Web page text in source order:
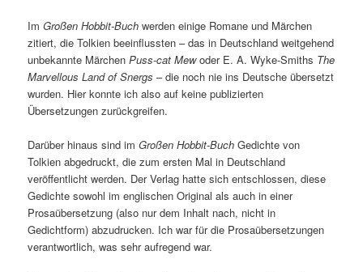
ImGroßen Hobbit-Buch werden einige Romane und Märchen
zitiert, die Tolkien beeinflussten – das in Deutschland weitgehend
unbekannte MärchenPuss-cat Mewoder E. A. Wyke-Smiths The
Marvellous Land of Snergs – die noch nie ins Deutsche übersetzt
wurden. Hier konnte ich also auf keine publizierten
Übersetzungen zurückgreifen.
Darüber hinaus sind imGroßen Hobbit-Buch Gedichte von
Tolkien abgedruckt, die zum ersten Mal in Deutschland
veröffentlicht werden. Der Verlag hatte sich entschlossen, diese
Gedichte sowohl im englischen Original als auch in einer
Prosaübersetzung (also nur dem Inhalt nach, nicht in
Gedichtform) abzudrucken. Ich war für die Prosaübersetzungen
verantwortlich, was sehr aufregend war.